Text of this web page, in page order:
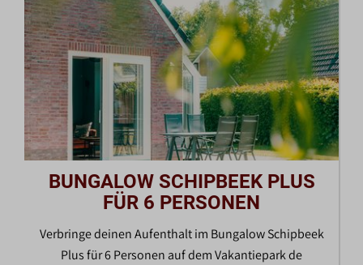
BUNGALOW SCHIPBEEK PLUS
FÜR 6 PERSONEN
Verbringe deinen Aufenthalt im Bungalow Schipbeek
Plus für 6 Personen auf dem Vakantiepark de